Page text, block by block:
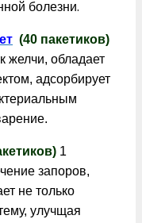
болезни.
(40 пакетиков)
желчи, обладает
адсорбирует
1
запоров,
не только
улучщая